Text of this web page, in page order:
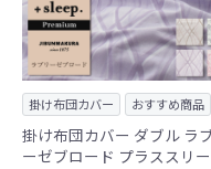
掛け布団カバー おすすめ商品
掛け布団カバー ダブル ラ
ーゼブロード プラススリ